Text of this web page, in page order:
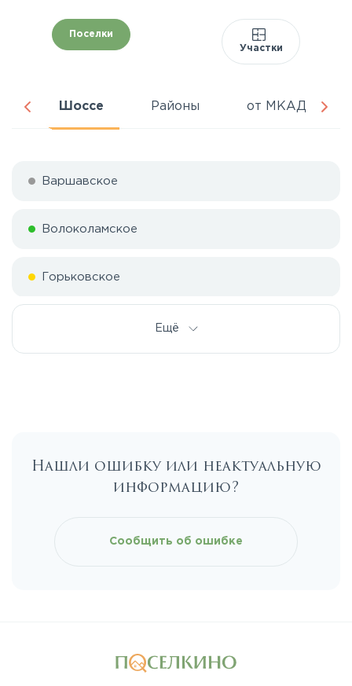
Поселки
Участки
Шоссе Районы от МКАД
Варшавское
Волоколамское
Горьковское
Каширское
Ещё
Нашли ошибку или неактуальную
информацию?
Сообщить об ошибке